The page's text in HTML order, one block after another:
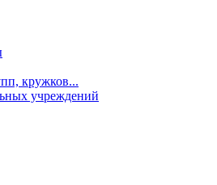
кружков...
учреждений